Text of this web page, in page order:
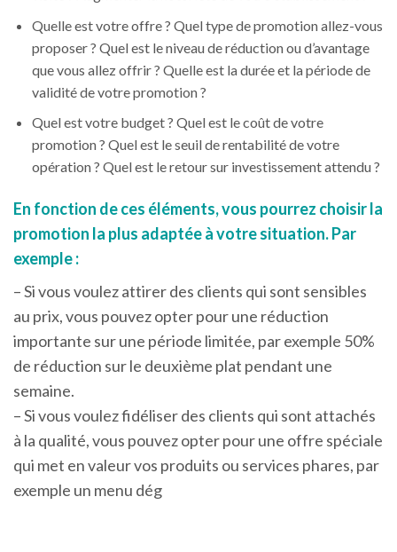
Quelle est votre offre ? Quel type de promotion allez-vous
proposer ? Quel est le niveau de réduction ou d’avantage
que vous allez offrir ? Quelle est la durée et la période de
validité de votre promotion ?
Quel est votre budget ? Quel est le coût de votre
promotion ? Quel est le seuil de rentabilité de votre
opération ? Quel est le retour sur investissement attendu ?
En fonction de ces éléments, vous pourrez choisir la
promotion la plus adaptée à votre situation. Par
exemple :
– Si vous voulez attirer des clients qui sont sensibles
au prix, vous pouvez opter pour une réduction
importante sur une période limitée, par exemple 50%
de réduction sur le deuxième plat pendant une
semaine.
– Si vous voulez fidéliser des clients qui sont attachés
à la qualité, vous pouvez opter pour une offre spéciale
qui met en valeur vos produits ou services phares, par
exemple un menu dég